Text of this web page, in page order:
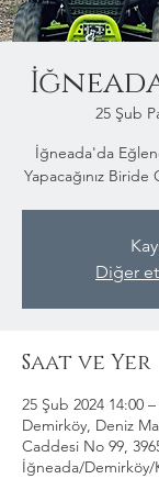
25 Şub
İğneada'da
Yapacağınız
Diğer
Saat ve Yer
25 Şub 2024 14:00
Demirköy, Deniz
Caddesi No 99,
İğneada/Demirköy/